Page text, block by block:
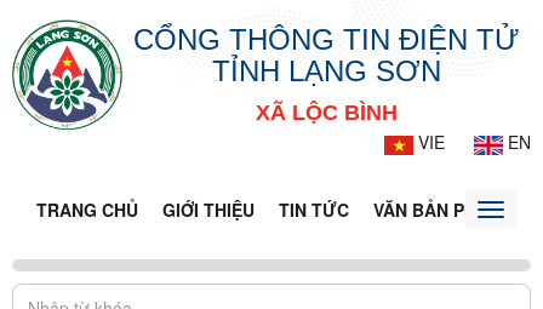
CỔNG THÔNG TIN ĐIỆN TỬ
TỈNH LẠNG SƠN
XÃ LỘC BÌNH
VIE
EN
TRANG CHỦ GIỚI THIỆU TIN TỨC VĂN BẢN PHÁPToggle